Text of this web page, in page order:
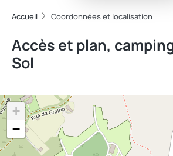
Accueil Coordonnées et localisation
Accès et plan,
Sol
+
−